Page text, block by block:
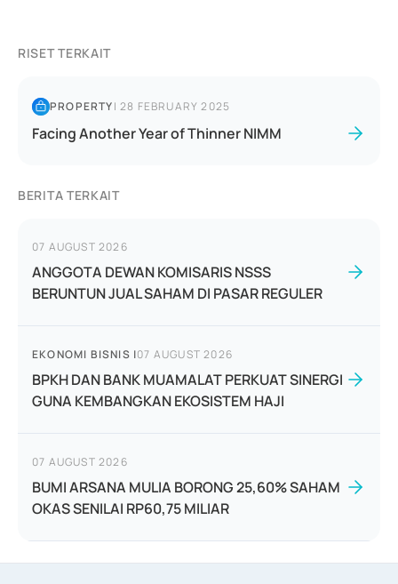
RISET TERKAIT
PROPERTY|28 FEBRUARY 2025
Facing Another Year of Thinner NIMM
BERITA TERKAIT
07 AUGUST 2026
ANGGOTA DEWAN KOMISARIS NSSS
BERUNTUN JUAL SAHAM DI PASAR REGULER
EKONOMI BISNIS |07 AUGUST 2026
BPKH DAN BANK MUAMALAT PERKUAT SINERGI
GUNA KEMBANGKAN EKOSISTEM HAJI
07 AUGUST 2026
BUMI ARSANA MULIA BORONG 25,60% SAHAM
OKAS SENILAI RP60,75 MILIAR